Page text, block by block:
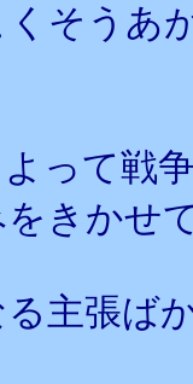
そうあ
って戦
きかせ
主張ば